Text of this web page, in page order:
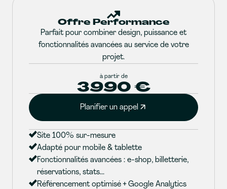
Offre Performance
Parfait pour combiner design, puissance et
fonctionnalités avancées au service de votre
projet.
à partir de
3990 €
Planifier un appel
Site 100% sur-mesure
Adapté pour mobile & tablette
Fonctionnalités avancées : e-shop, billetterie,
réservations, stats...
Référencement optimisé + Google Analytics